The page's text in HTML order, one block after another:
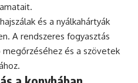
és a nyálkahártyák
A rendszeres fogyasztás
és a szövetek